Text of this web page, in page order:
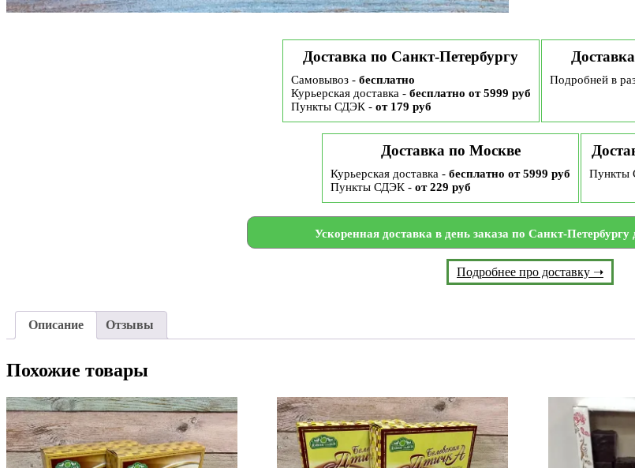
Доставка по Санкт-Петербургу
Самовывоз - бесплатно
Курьерская доставка - бесплатно от 5999 руб
Пункты СДЭК - от 179 руб
Подробней в
Доставка по Москве
Курьерская доставка - бесплатно от 5999 руб
Пункты СДЭК - от 229 руб
Пункты
Ускоренная доставка в день заказа по Санкт-Петербургу
Подробнее про доставку ➝
Описание Отзывы
Похожие товары